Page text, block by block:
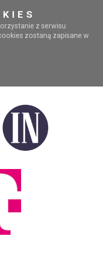
z serwisu
zostaną zapisane w